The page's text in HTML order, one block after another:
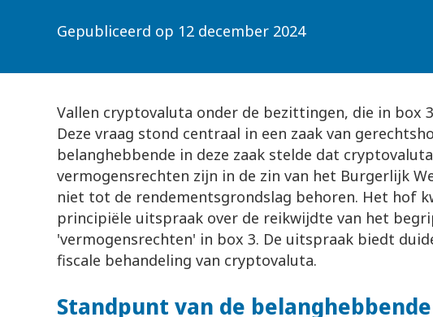
Gepubliceerd op 12 december 2024
Vallen cryptovaluta onder de bezittingen, die in box
Deze vraag stond centraal in een zaak van
belanghebbende in deze zaak stelde dat
vermogensrechten zijn in de zin van het Burgerlijk
niet tot de rendementsgrondslag behoren. Het hof
principiële uitspraak over de reikwijdte van het
'vermogensrechten' in box 3. De uitspraak biedt
fiscale behandeling van cryptovaluta.
Standpunt van de belanghebbende